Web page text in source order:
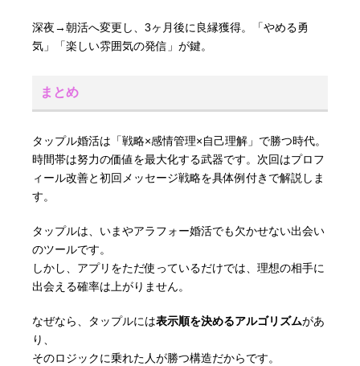
深夜→朝活へ変更し、3ヶ月後に良縁獲得。「やめる勇
気」「楽しい雰囲気の発信」が鍵。
まとめ
タップル婚活は「戦略×感情管理×自己理解」で勝つ時代。
時間帯は努力の価値を最大化する武器です。次回はプロフ
ィール改善と初回メッセージ戦略を具体例付きで解説しま
す。
タップルは、いまやアラフォー婚活でも欠かせない出会い
のツールです。
しかし、アプリをただ使っているだけでは、理想の相手に
出会える確率は上がりません。
なぜなら、タップルには表示順を決めるアルゴリズムがあ
り、
そのロジックに乗れた人が勝つ構造だからです。